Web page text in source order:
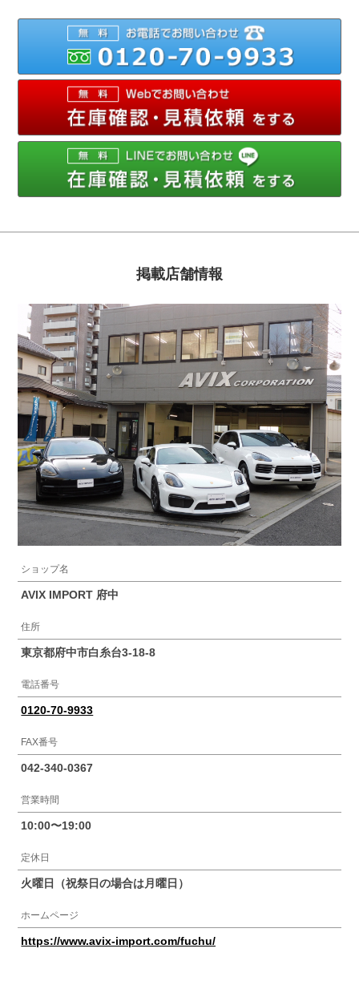
掲載店舗情報
ショップ名
AVIX IMPORT 府中
住所
東京都府中市白糸台3-18-8
電話番号
0120-70-9933
FAX番号
042-340-0367
営業時間
10:00〜19:00
定休日
火曜日（祝祭日の場合は月曜日）
ホームページ
https://www.avix-import.com/fuchu/